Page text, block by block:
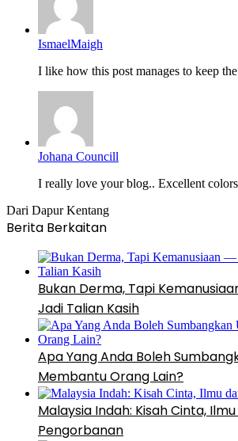
IsmaelMaigh
I like how this post manages to keep
Johana Councill
I really love your blog.. Excellent
Dari Dapur Kentang
Berita Berkaitan
Bukan Derma, Tapi
Jadi Talian Kasih
Apa Yang Anda Boleh
Membantu Orang Lain?
Malaysia Indah: Kisah Cinta,
Pengorbanan